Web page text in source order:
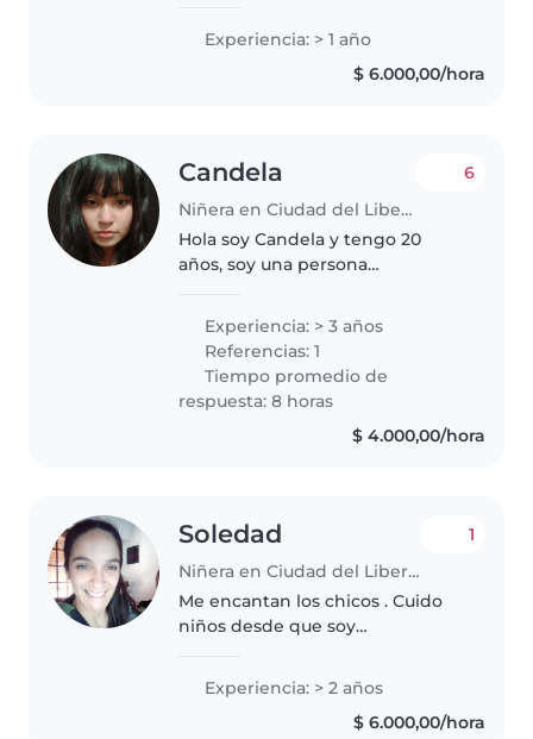
de la salud, llamada
fonoaudiologia, soy vegetariana y
tengo una gran afinidad con
Experiencia: > 1 año
$ 6.000,00/hora
Candela
Niñera en Ciudad del Libertador General San Martín
6
Hola soy Candela y tengo 20
años, soy una persona
divertida, con 3 años de
experiencia cuidando a niños de
todas las edades, de recien
nacidos hasta adolescentes...
Experiencia: > 3 años
Referencias: 1
Tiempo promedio de
respuesta: 8 horas
$ 4.000,00/hora
Soledad
Niñera en Ciudad del Libertador General San Martín
1
Me encantan los chicos . Cuido
niños desde que soy
niños más grandes . Cualquier
cosa no duden en comunicarse
ante cualquier duda .
Experiencia: > 2 años
$ 6.000,00/hora